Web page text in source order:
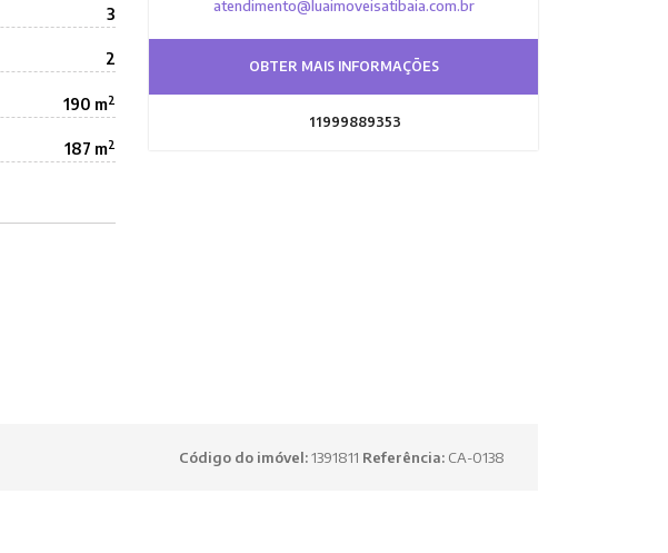
3
2
190 m2
187 m2
atendimento@luaimoveisatibaia.com.br
OBTER MAIS INFORMAÇÕES
11999889353
Código do imóvel:1391811 Referência: CA-0138